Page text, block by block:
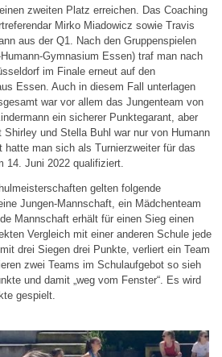
zweiten Platz erreichen. Das Coaching
Mirko Miadowicz sowie Travis
aus der Q1. Nach den Gruppenspielen
Gymnasium Essen) traf man nach
im Finale erneut auf den
Essen. Auch in diesem Fall unterlagen
war vor allem das Jungenteam von
ein sicherer Punktegarant, aber
und Stella Buhl war nur von Humann
hatte man sich als Turnierzweiter für das
14. Juni 2022 qualifiziert.
gelten folgende
Jungen-Mannschaft, ein Mädchenteam
Mannschaft erhält für einen Sieg einen
Vergleich mit einer anderen Schule jede
drei Siegen drei Punkte, verliert ein Team
zwei Teams im Schulaufgebot so sieh
und damit „weg vom Fenster“. Es wird
gespielt.